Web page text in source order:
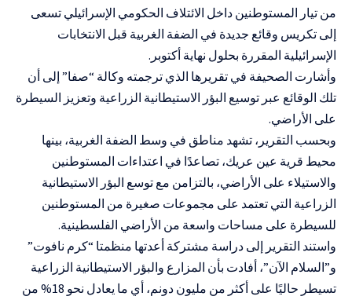
من تيار المستوطنين داخل الائتلاف الحكومي الإسرائيلي تسعى
إلى تكريس وقائع جديدة في الضفة الغربية قبل الانتخابات
الإسرائيلية المقررة بحلول نهاية أكتوبر.
وأشارت الصحيفة في تقريرها الذي ترجمته وكالة “صفا” إلى أن
تلك الوقائع عبر توسيع البؤر الاستيطانية الزراعية وتعزيز السيطرة
على الأراضي.
وبحسب التقرير، تشهد مناطق في وسط الضفة الغربية، بينها
محيط قرية عين عريك، تصاعدًا في اعتداءات المستوطنين
والاستيلاء على الأراضي، بالتزامن مع توسع البؤر الاستيطانية
الزراعية التي تعتمد على مجموعات صغيرة من المستوطنين
للسيطرة على مساحات واسعة من الأراضي الفلسطينية.
واستند التقرير إلى دراسة مشتركة أعدتها منظمتا “كرم نافوت”
و”السلام الآن”، أفادت بأن المزارع والبؤر الاستيطانية الزراعية
تسيطر حاليًا على أكثر من مليون دونم، أي ما يعادل نحو 18% من